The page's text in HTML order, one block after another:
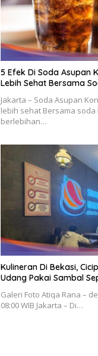
5 Efek Di Soda Asupan
Lebih Sehat Bersama
Jakarta – Soda Asupan
lebih sehat Bersama
berlebihan…
Kulineran Di Bekasi,
Udang Pakai Sambal
Galeri Foto Atiqa Rana –
08:00 WIB Jakarta – Di…